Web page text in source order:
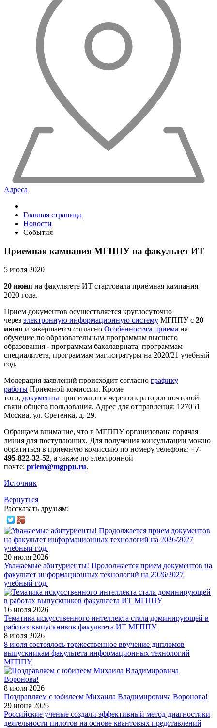
Адреса
Главная страница
Новости
События
Приемная кампания МГППУ на факультет ИТ
5 июля 2020
20 июня на факультете ИТ стартовала приёмная кампания
2020 года.
Прием документов осуществляется круглосуточно
через электронную информационную систему МГППУ с 20
июня и завершается согласно Особенностям приема на
обучение по образовательным программам высшего
образования - программам бакалавриата, программам
специалитета, программам магистратуры на 2020/21 учебный
год.
Модерация заявлений происходит согласно графику
работы Приёмной комиссии. Кроме
того, документы принимаются через операторов почтовой
связи общего пользования. Адрес для отправления: 127051,
Москва, ул. Сретенка, д. 29.
Обращаем внимание, что в МГППУ организована горячая
линия для поступающих. Для получения консультации можно
обратиться в приёмную комиссию по номеру телефона: +7-
495-822-32-52, а также по электронной
почте: priem@mgppu.ru.
Источник
Вернуться
Рассказать друзьям:
20 июля 2026
Уважаемые абитуриенты! Продолжается прием документов на
факультет информационных технологий на 2026/2027
учебный год.
16 июля 2026
Тематика искусственного интеллекта стала доминирующей в
работах выпускников факультета ИТ МГППУ
8 июля 2026
8 июля состоялось торжественное вручение дипломов
выпускникам факультета информационных технологий
МГППУ
8 июля 2026
Поздравляем с юбилеем Михаила Владимировича Воронова!
29 июня 2026
Российские ученые создали эффективный метод диагностики
деятельности пилотов на основе квантовых представлений